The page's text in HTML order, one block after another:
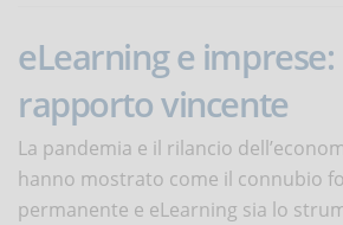
eLearning e
rapporto vincente
La pandemia e il rilancio
hanno mostrato come il connubio
permanente e eLearning sia lo